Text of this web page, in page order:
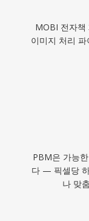
MOBI 전자
이미지 처리
PBM은 가능
다 — 픽셀당
나 맞